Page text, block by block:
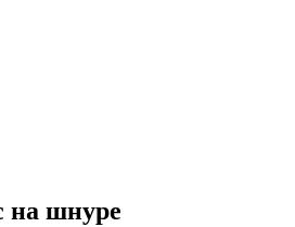
на шнуре